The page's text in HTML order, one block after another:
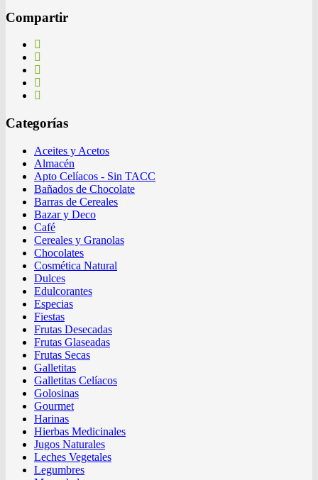
Compartir
Categorías
Aceites y Acetos
Almacén
Apto Celíacos - Sin TACC
Bañados de Chocolate
Barras de Cereales
Bazar y Deco
Café
Cereales y Granolas
Chocolates
Cosmética Natural
Dulces
Edulcorantes
Especias
Fiestas
Frutas Desecadas
Frutas Glaseadas
Frutas Secas
Galletitas
Galletitas Celíacos
Golosinas
Gourmet
Harinas
Hierbas Medicinales
Jugos Naturales
Leches Vegetales
Legumbres